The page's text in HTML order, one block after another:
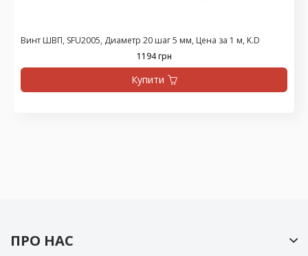
Винт ШВП, SFU2005, Диаметр 20 шаг 5 мм, Цена за 1 м, K.D
1194 грн
Купити
ПРО НАС